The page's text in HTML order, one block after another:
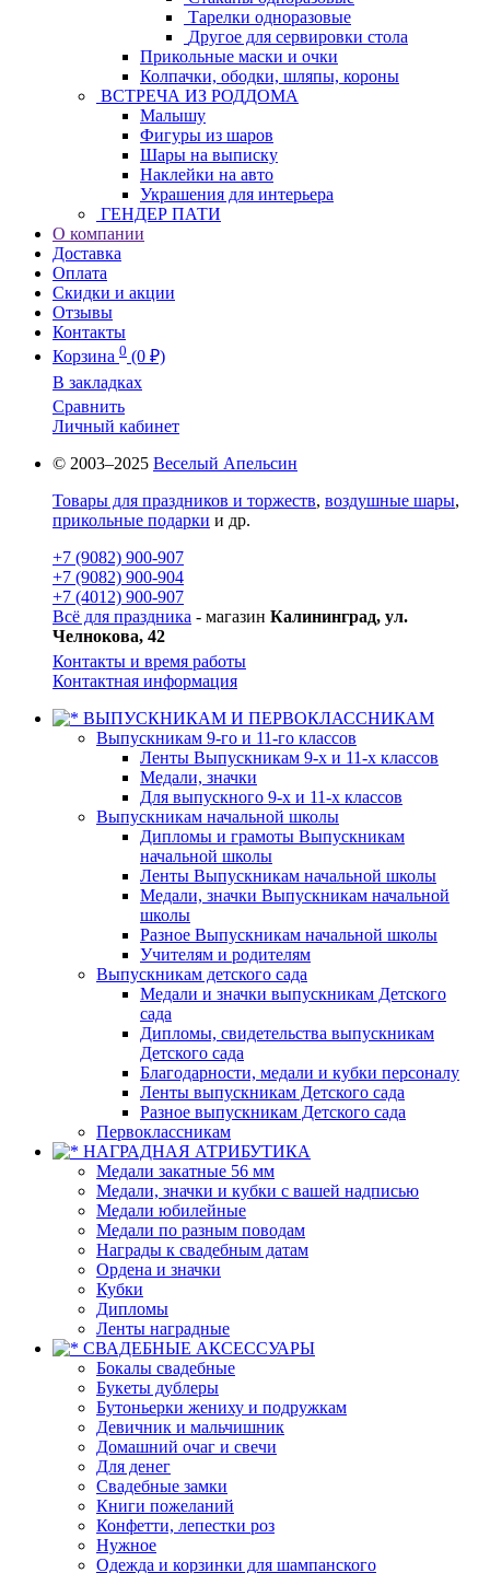
Тарелки одноразовые
Другое для сервировки стола
Прикольные маски и очки
Колпачки, ободки, шляпы, короны
ВСТРЕЧА ИЗ РОДДОМА
Малышу
Фигуры из шаров
Шары на выписку
Наклейки на авто
Украшения для интерьера
ГЕНДЕР ПАТИ
О компании
Доставка
Оплата
Скидки и акции
Отзывы
Контакты
Корзина 0 (0 ₽)
В закладках
Сравнить
Личный кабинет
© 2003–2025 Веселый Апельсин
Товары для праздников и торжеств, воздушные шары,
прикольные подарки и др.
+7 (9082) 900-907
+7 (9082) 900-904
+7 (4012) 900-907
Всё для праздника - магазин Калининград, ул.
Челнокова, 42
Контакты и время работы
Контактная информация
ВЫПУСКНИКАМ И ПЕРВОКЛАССНИКАМ
Выпускникам 9-го и 11-го классов
Ленты Выпускникам 9-х и 11-х классов
Медали, значки
Для выпускного 9-х и 11-х классов
Выпускникам начальной школы
Дипломы и грамоты Выпускникам
начальной школы
Ленты Выпускникам начальной школы
Медали, значки Выпускникам начальной
школы
Разное Выпускникам начальной школы
Учителям и родителям
Выпускникам детского сада
Медали и значки выпускникам Детского
сада
Дипломы, свидетельства выпускникам
Детского сада
Благодарности, медали и кубки персоналу
Ленты выпускникам Детского сада
Разное выпускникам Детского сада
Первоклассникам
НАГРАДНАЯ АТРИБУТИКА
Медали закатные 56 мм
Медали, значки и кубки с вашей надписью
Медали юбилейные
Медали по разным поводам
Награды к свадебным датам
Ордена и значки
Кубки
Дипломы
Ленты наградные
СВАДЕБНЫЕ АКСЕССУАРЫ
Бокалы свадебные
Букеты дублеры
Бутоньерки жениху и подружкам
Девичник и мальчишник
Домашний очаг и свечи
Для денег
Свадебные замки
Книги пожеланий
Конфетти, лепестки роз
Нужное
Одежда и корзинки для шампанского